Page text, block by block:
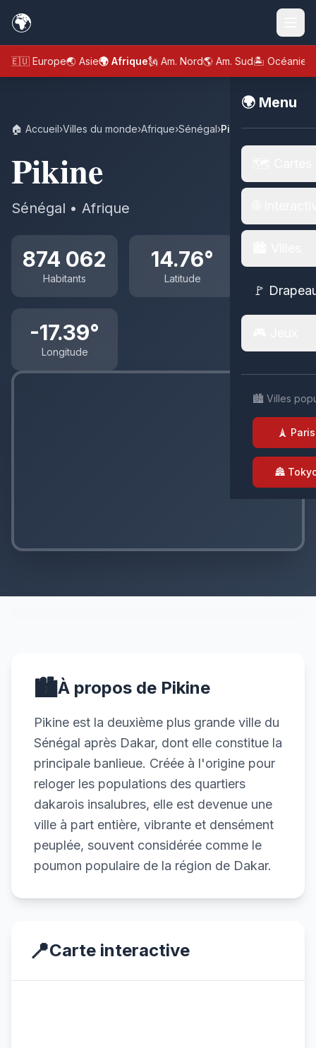
🌍
🇪🇺 Europe🌏 Asie🌍 Afrique🗽 Am. Nord🌎 Am. Sud🏝️ Océanie
🌍 Menu
🚩
🏙️ Villes
🗼 Paris
🏯
🏠 Accueil›Villes du monde›Afrique›Sénégal›Pikine
Pikine
Sénégal • Afrique
874 062
Habitants
14.76°
Latitude
-17.39°
Longitude
🏙️À propos de Pikine
Pikine est la deuxième plus grande ville du
Sénégal après Dakar, dont elle constitue la
principale banlieue. Créée à l'origine pour
reloger les populations des quartiers
dakarois insalubres, elle est devenue une
ville à part entière, vibrante et densément
peuplée, souvent considérée comme le
poumon populaire de la région de Dakar.
📍Carte interactive